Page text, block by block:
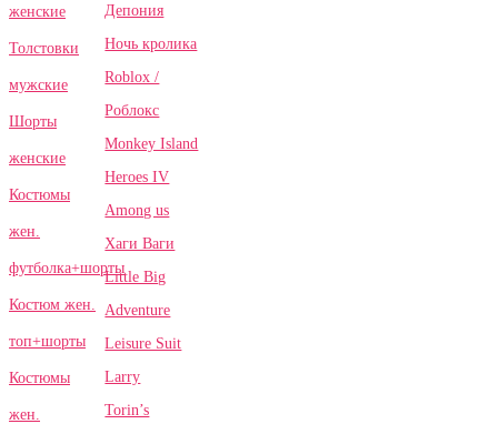
женские
Толстовки
мужские
Шорты
женские
Костюмы
жен.
футболка+шорты
Костюм жен.
топ+шорты
Костюмы
жен.
Депония
Ночь кролика
Roblox /
Роблокс
Monkey Island
Heroes IV
Among us
Хаги Ваги
Little Big
Adventure
Leisure Suit
Larry
Torin’s